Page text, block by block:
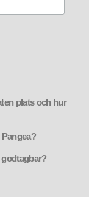
plats och hur